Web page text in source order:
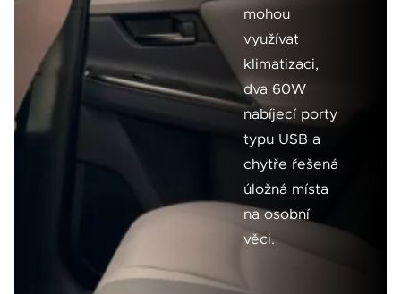
mohou
využívat
klimatizaci,
dva 60W
nabíjecí porty
typu USB a
chytře řešená
úložná místa
na osobní
věci.